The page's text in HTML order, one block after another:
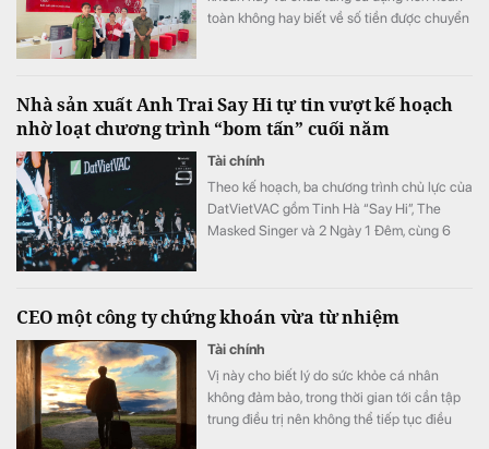
toàn không hay biết về số tiền được chuyển
Nhà sản xuất Anh Trai Say Hi tự tin vượt kế hoạch
nhờ loạt chương trình “bom tấn” cuối năm
Tài chính
Theo kế hoạch, ba chương trình chủ lực của
DatVietVAC gồm Tinh Hà “Say Hi”, The
Masked Singer và 2 Ngày 1 Đêm, cùng 6
CEO một công ty chứng khoán vừa từ nhiệm
Tài chính
Vị này cho biết lý do sức khỏe cá nhân
không đảm bảo, trong thời gian tới cần tập
trung điều trị nên không thể tiếp tục điều